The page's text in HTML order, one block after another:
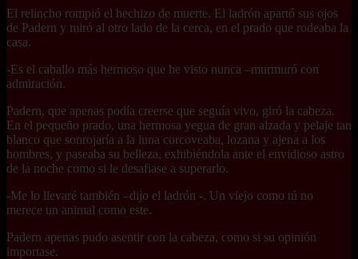
El relincho rompió el hechizo de muerte. El ladrón apartó sus ojos
de Padern y miró al otro lado de la cerca, en el prado que rodeaba la
casa.
-Es el caballo más hermoso que he visto nunca –murmuró con
admiración.
Padern, que apenas podía creerse que seguía vivo, giró la cabeza.
En el pequeño prado, una hermosa yegua de gran alzada y pelaje tan
blanco que sonrojaría a la luna corcoveaba, lozana y ajena a los
hombres, y paseaba su belleza, exhibiéndola ante el envidioso astro
de la noche como si le desafiase a superarlo.
-Me lo llevaré también –dijo el ladrón -. Un viejo como tú no
merece un animal como este.
Padern apenas pudo asentir con la cabeza, como si su opinión
importase.